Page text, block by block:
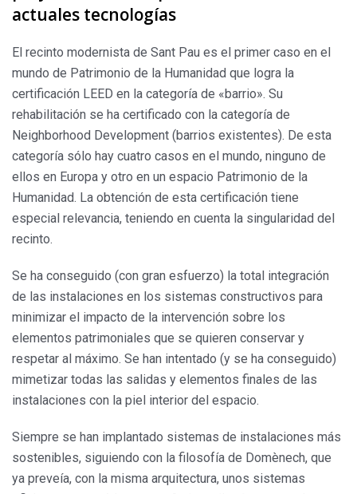
actuales tecnologías
El recinto modernista de Sant Pau es el primer caso en el
mundo de Patrimonio de la Humanidad que logra la
certificación LEED en la categoría de «barrio». Su
rehabilitación se ha certificado con la categoría de
Neighborhood Development (barrios existentes). De esta
categoría sólo hay cuatro casos en el mundo, ninguno de
ellos en Europa y otro en un espacio Patrimonio de la
Humanidad. La obtención de esta certificación tiene
especial relevancia, teniendo en cuenta la singularidad del
recinto.
Se ha conseguido (con gran esfuerzo) la total integración
de las instalaciones en los sistemas constructivos para
minimizar el impacto de la intervención sobre los
elementos patrimoniales que se quieren conservar y
respetar al máximo. Se han intentado (y se ha conseguido)
mimetizar todas las salidas y elementos finales de las
instalaciones con la piel interior del espacio.
Siempre se han implantado sistemas de instalaciones más
sostenibles, siguiendo con la filosofía de Domènech, que
ya preveía, con la misma arquitectura, unos sistemas